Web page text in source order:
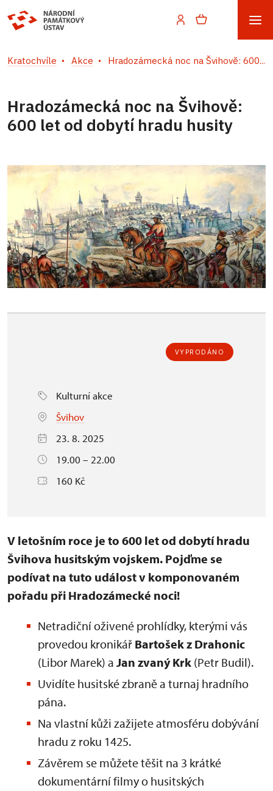
Kratochvíle Akce Hradozámecká noc na Švihově: 600...
Hradozámecká noc na Švihově:
600 let od dobytí hradu husity
VYPRODÁNO
Kulturní akce
Švihov
23. 8. 2025
19.00 – 22.00
160 Kč
V letošním roce je to 600 let od dobytí hradu
Švihova husitským vojskem. Pojďme se
podívat na tuto událost v komponovaném
pořadu při Hradozámecké noci!
Netradiční oživené prohlídky, kterými vás
provedou kronikář Bartošek z Drahonic
(Libor Marek) a Jan zvaný Krk (Petr Budil).
Uvidíte husitské zbraně a turnaj hradního
pána.
Na vlastní kůži zažijete atmosféru dobývání
hradu z roku 1425.
Závěrem se můžete těšit na 3 krátké
dokumentární filmy o husitských